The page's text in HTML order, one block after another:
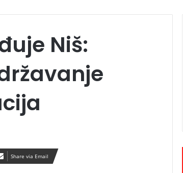
Niš:
Share via Email